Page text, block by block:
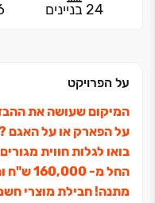
24 בניינים
על הפרויקט
המיקום שעושה את
על הפארק או על האגם
בואו לגלות חווית
החל מ‏- ‏160,000 ש"ח והיתרה ללא הצמדה
מתנה! חבילת מוצרי